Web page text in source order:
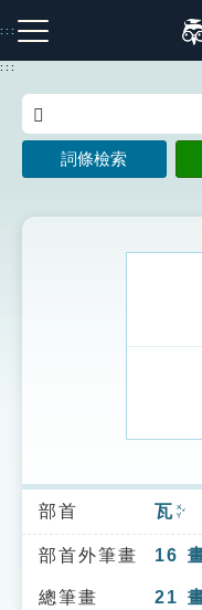
到
主
:::
注音索引圖示 筆
索引選單
知識索引
單字索引
:::
詞條檢索
部首 瓦ㄨㄚˇ
部首外筆畫 16
總筆畫 21